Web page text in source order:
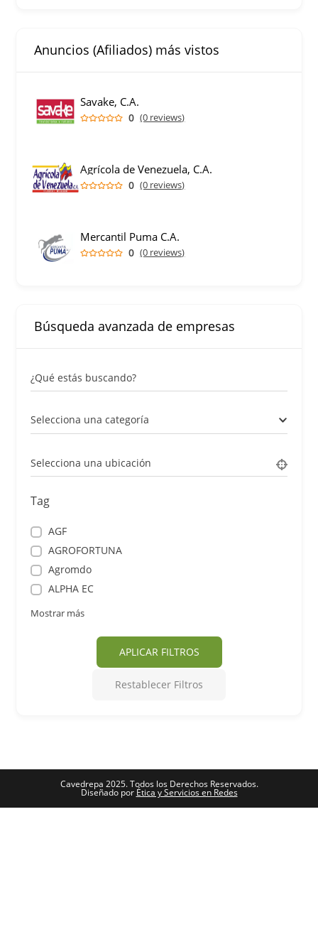
Anuncios (Afiliados) más vistos
Savake, C.A.
0 (0 reviews)
Agrícola de Venezuela, C.A.
0 (0 reviews)
Mercantil Puma C.A.
0 (0 reviews)
Búsqueda avanzada de empresas
¿Qué estás buscando?
Selecciona una categoría
Selecciona una ubicación
Tag
AGF
AGROFORTUNA
Agromdo
ALPHA EC
Mostrar más
APLICAR FILTROS
Restablecer Filtros
Cavedrepa 2025. Todos los Derechos Reservados.
Diseñado por Ética y Servicios en Redes